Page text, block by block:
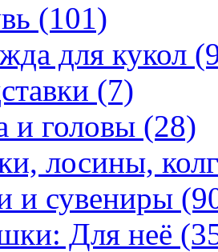
(101)
для кукол
(7)
и головы (28)
лосины,
и сувениры
Для неё